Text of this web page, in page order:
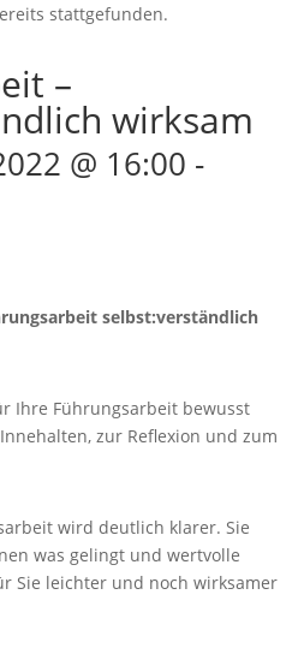
stattgefunden.
–
wirksam
@ 16:00 -
selbst:verständlich
Ihre Führungsarbeit bewusst
zur Reflexion und zum
wird deutlich klarer. Sie
was gelingt und wertvolle
Sie leichter und noch wirksamer